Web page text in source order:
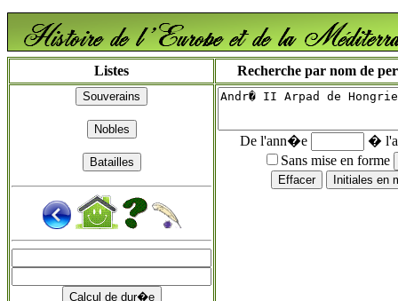
Listes Recherche par nom de
De l'ann�e
�
Sans mise en forme